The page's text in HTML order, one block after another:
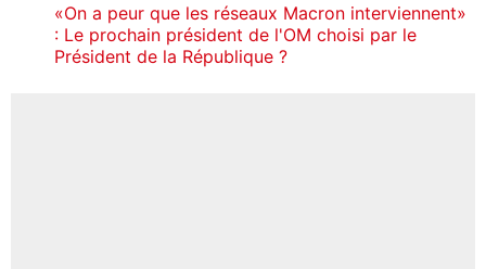
«On a peur que les réseaux Macron interviennent»
: Le prochain président de l'OM choisi par le
Président de la République ?